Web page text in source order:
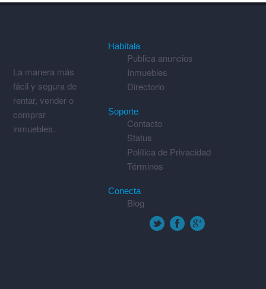
La manera más
fácil y segura de
rentar, vender o
comprar
inmuebles.
Habítala
Publica anuncios
Inmuebles
Directorio
Soporte
Contacto
Status
Política de Privacidad
Términos
Conecta
Blog